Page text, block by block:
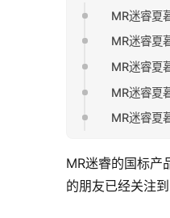
MR迷睿夏
MR迷睿夏
MR迷睿夏
MR迷睿夏
MR迷睿夏
MR迷睿的国标产
的朋友已经关注